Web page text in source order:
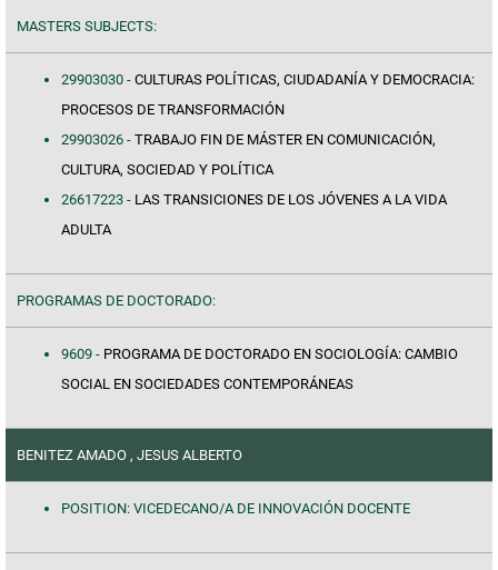
MASTERS SUBJECTS:
29903030 - CULTURAS POLÍTICAS, CIUDADANÍA Y DEMOCRACIA:
PROCESOS DE TRANSFORMACIÓN
29903026 - TRABAJO FIN DE MÁSTER EN COMUNICACIÓN,
CULTURA, SOCIEDAD Y POLÍTICA
26617223 - LAS TRANSICIONES DE LOS JÓVENES A LA VIDA
ADULTA
PROGRAMAS DE DOCTORADO:
9609 - PROGRAMA DE DOCTORADO EN SOCIOLOGÍA: CAMBIO
SOCIAL EN SOCIEDADES CONTEMPORÁNEAS
BENITEZ AMADO , JESUS ALBERTO
POSITION: VICEDECANO/A DE INNOVACIÓN DOCENTE